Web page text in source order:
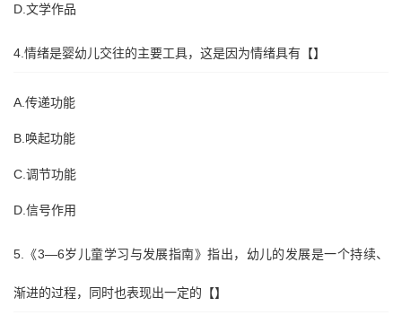
D.文学作品
4.情绪是婴幼儿交往的主要工具，这是因为情绪具有【】
A.传递功能
B.唤起功能
C.调节功能
D.信号作用
5.《3—6岁儿童学习与发展指南》指出，幼儿的发展是一个持续、
渐进的过程，同时也表现出一定的【】